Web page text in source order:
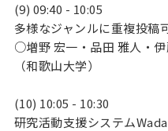
(9) 09:40 - 10:05
多様なジャンルに重複投稿
○増野 宏一・品田 雅人・
（和歌山大学）
(10) 10:05 - 10:30
研究活動支援システム